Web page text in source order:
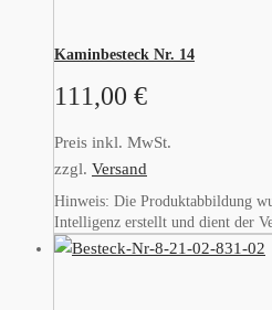
Kaminbesteck Nr. 14
111,00 €
Preis inkl. MwSt.
zzgl. Versand
Hinweis: Die Produktabbildung
Intelligenz erstellt und dient der